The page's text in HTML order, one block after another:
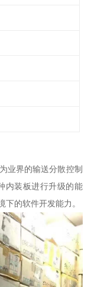
业界的输送分散控制
内装板进行升级的能
下的软件开发能力。